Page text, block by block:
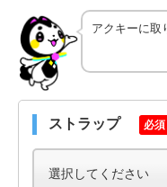
アクキーに取
ストラップ 必須